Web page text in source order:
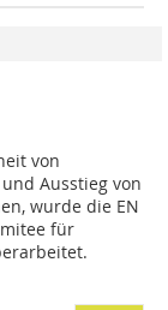
von
Ausstieg von
wurde die EN
für